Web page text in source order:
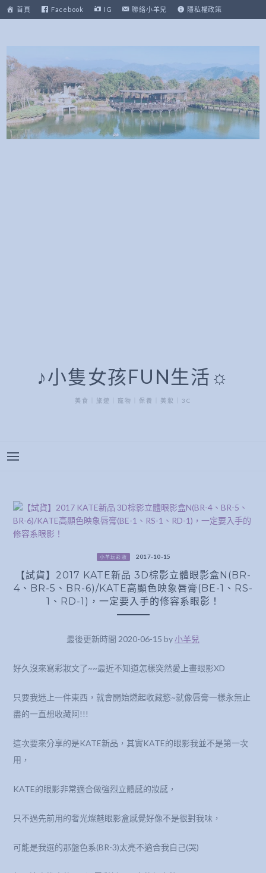
至
內
首頁 Facebook IG 聯絡小羊兒 隱私權政策
♪小隻女孩FUN生活☼
美食｜旅遊｜寵物｜保養｜美妝｜3C
小羊玩彩妝 2017-10-15
【試貨】2017 KATE新品 3D棕影立體眼影盒N(BR-
4、BR-5、BR-6)/KATE高顯色映象唇膏(BE-1、RS-
1、RD-1)，一定要入手的修容系眼影！
最後更新時間 2020-06-15 by 小羊兒
好久沒來寫彩妝文了~~最近不知道怎樣突然愛上畫眼影XD
只要我迷上一件東西，就會開始燃起收藏慾~就像唇膏一樣永無止
盡的一直想收藏阿!!!
這次要來分享的是KATE新品，其實KATE的眼影我並不是第一次
用，
KATE的眼影非常適合做強烈立體感的妝感，
只不過先前用的奢光燦魅眼影盒感覺好像不是很對我味，
可能是我選的那盤色系(BR-3)太亮不適合我自己(哭)